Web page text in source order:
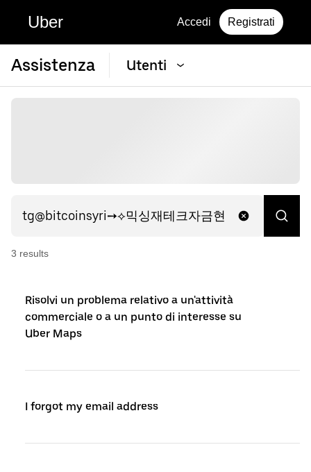
Uber Accedi Registrati
Assistenza Utenti
3 results
Risolvi un problema relativo a un'attività
commerciale o a un punto di interesse su
Uber Maps
I forgot my email address